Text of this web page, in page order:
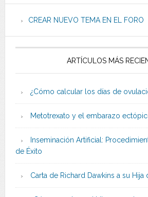
CREAR NUEVO TEMA EN EL FORO
ARTÍCULOS MÁS
¿Cómo calcular los días de
Metotrexato y el embarazo
Inseminación Artificial:
de Éxito
Carta de Richard Dawkins a su Hija